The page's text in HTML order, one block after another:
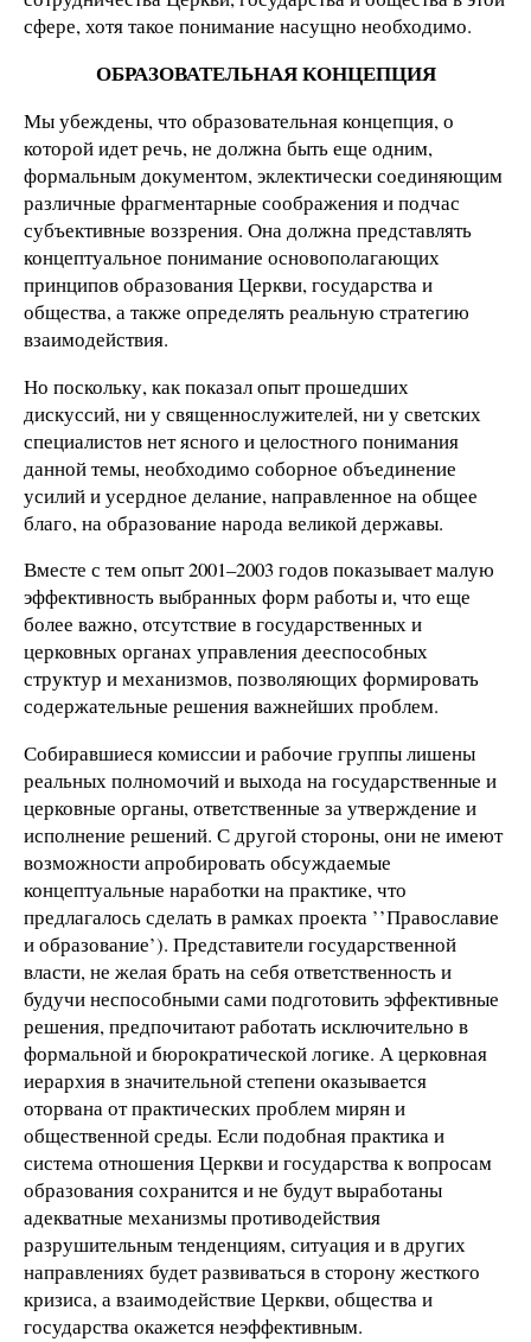
сфере, хотя такое понимание насущно необходимо.
ОБРАЗОВАТЕЛЬНАЯ КОНЦЕПЦИЯ
Мы убеждены, что образовательная концепция, о
которой идет речь, не должна быть еще одним,
формальным документом, эклектически соединяющим
различные фрагментарные соображения и подчас
субъективные воззрения. Она должна представлять
концептуальное понимание основополагающих
принципов образования Церкви, государства и
общества, а также определять реальную стратегию
взаимодействия.
Но поскольку, как показал опыт прошедших
дискуссий, ни у священнослужителей, ни у светских
специалистов нет ясного и целостного понимания
данной темы, необходимо соборное объединение
усилий и усердное делание, направленное на общее
благо, на образование народа великой державы.
Вместе с тем опыт 2001–2003 годов показывает малую
эффективность выбранных форм работы и, что еще
более важно, отсутствие в государственных и
церковных органах управления дееспособных
структур и механизмов, позволяющих формировать
содержательные решения важнейших проблем.
Собиравшиеся комиссии и рабочие группы лишены
реальных полномочий и выхода на государственные и
церковные органы, ответственные за утверждение и
исполнение решений. С другой стороны, они не имеют
возможности апробировать обсуждаемые
концептуальные наработки на практике, что
предлагалось сделать в рамках проекта ’’Православие
и образование’). Представители государственной
власти, не желая брать на себя ответственность и
будучи неспособными сами подготовить эффективные
решения, предпочитают работать исключительно в
формальной и бюрократической логике. А церковная
иерархия в значительной степени оказывается
оторвана от практических проблем мирян и
общественной среды. Если подобная практика и
система отношения Церкви и государства к вопросам
образования сохранится и не будут выработаны
адекватные механизмы противодействия
разрушительным тенденциям, ситуация и в других
направлениях будет развиваться в сторону жесткого
кризиса, а взаимодействие Церкви, общества и
государства окажется неэффективным.